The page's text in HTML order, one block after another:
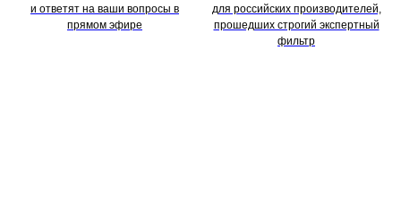
и ответят на ваши вопросы в
прямом эфире
для российских производителей,
прошедших строгий экспертный
фильтр